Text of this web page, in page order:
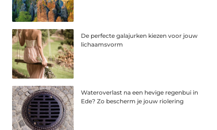
De perfecte galajurken kiezen voor jouw
lichaamsvorm
Wateroverlast na een hevige regenbui in
Ede? Zo bescherm je jouw riolering